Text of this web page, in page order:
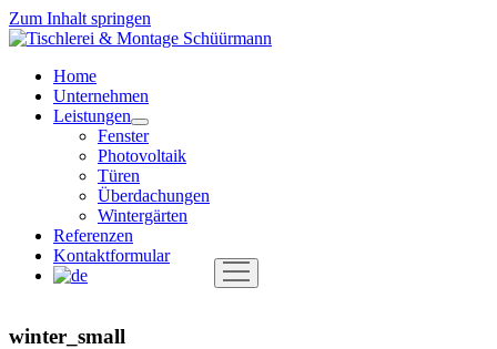
Zum Inhalt springen
Tischlerei
Montage
Schüürmann
Home
Unternehmen
Leistungen
Menü
öffnen
Fenster
Photovoltaik
Türen
Überdachungen
Wintergärten
Referenzen
Kontaktformular
Menü
öffnen
winter_small